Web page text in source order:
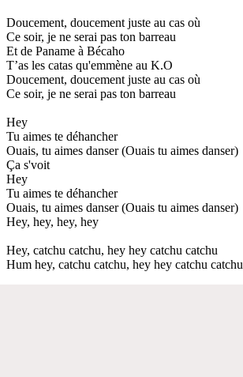
Doucement, doucement juste au cas où
Ce soir, je ne serai pas ton barreau
Et de Paname à Bécaho
T’as les catas qu'emmène au K.O
Doucement, doucement juste au cas où
Ce soir, je ne serai pas ton barreau
Hey
Tu aimes te déhancher
Ouais, tu aimes danser (Ouais tu aimes danser)
Ça s'voit
Hey
Tu aimes te déhancher
Ouais, tu aimes danser (Ouais tu aimes danser)
Hey, hey, hey, hey
Hey, catchu catchu, hey hey catchu catchu
Hum hey, catchu catchu, hey hey catchu catchu